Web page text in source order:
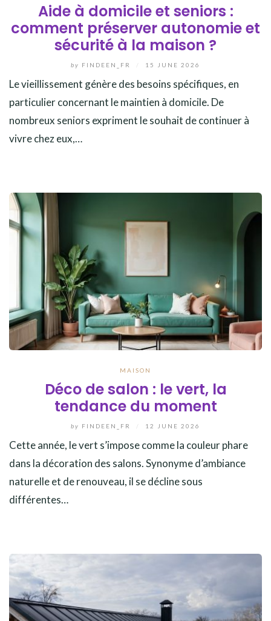
Aide à domicile et seniors :
comment préserver autonomie et
sécurité à la maison ?
by FINDEEN_FR 15 JUNE 2026
Le vieillissement génère des besoins spécifiques, en
particulier concernant le maintien à domicile. De
nombreux seniors expriment le souhait de continuer à
vivre chez eux,…
MAISON
Déco de salon : le vert, la
tendance du moment
by FINDEEN_FR 12 JUNE 2026
Cette année, le vert s’impose comme la couleur phare
dans la décoration des salons. Synonyme d’ambiance
naturelle et de renouveau, il se décline sous
différentes…